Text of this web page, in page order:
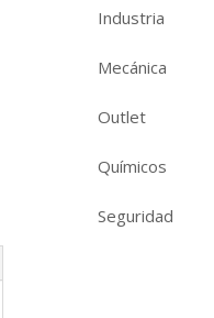
Industria
Mecánica
Outlet
Químicos
Seguridad